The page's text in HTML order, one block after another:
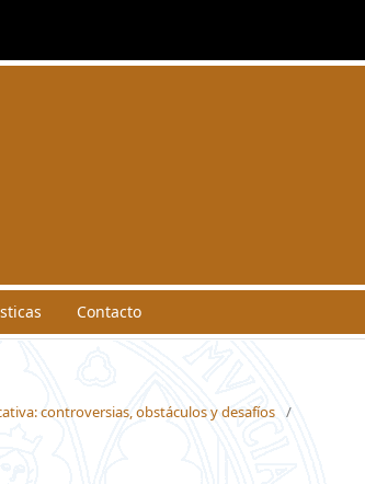
Contacto
controversias, obstáculos y desafíos /